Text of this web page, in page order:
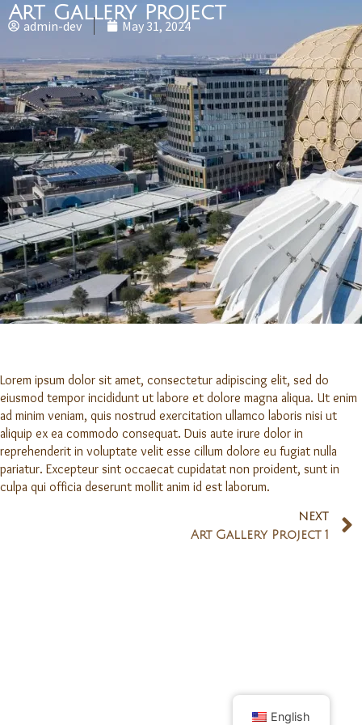
Art Gallery Project
admin-dev May 31, 2024
Lorem ipsum dolor sit amet, consectetur adipiscing elit, sed do
eiusmod tempor incididunt ut labore et dolore magna aliqua. Ut enim
ad minim veniam, quis nostrud exercitation ullamco laboris nisi ut
aliquip ex ea commodo consequat. Duis aute irure dolor in
reprehenderit in voluptate velit esse cillum dolore eu fugiat nulla
pariatur. Excepteur sint occaecat cupidatat non proident, sunt in
culpa qui officia deserunt mollit anim id est laborum.
NEXT
Art Gallery Project 1
English